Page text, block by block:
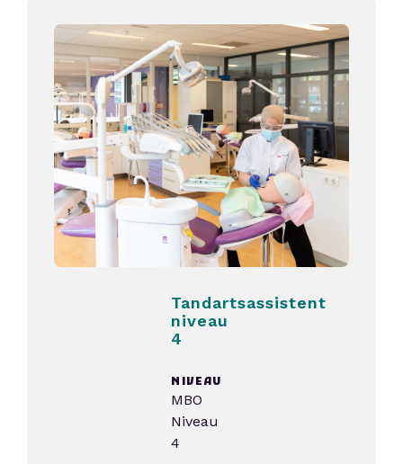
Tandartsassistent
niveau
4
NIVEAU
MBO
Niveau
4